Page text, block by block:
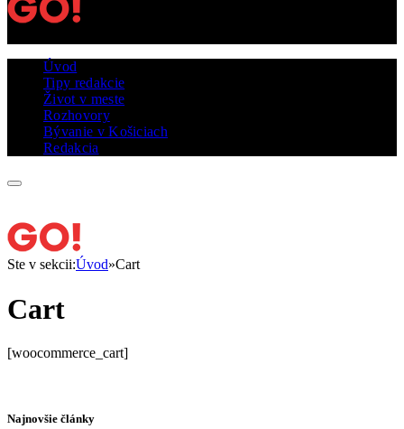
Úvod
Tipy redakcie
Život v meste
Rozhovory
Bývanie v Košiciach
Redakcia
Ste v sekcii:Úvod»Cart
Cart
[woocommerce_cart]
Najnovšie články